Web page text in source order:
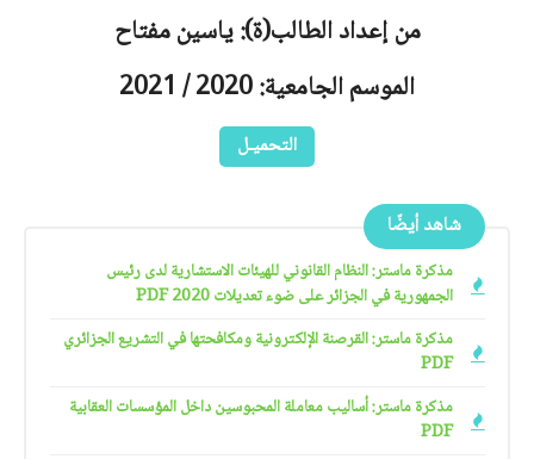
من إعداد الطالب(ة): ياسين مفتاح
الموسم الجامعية: 2020 / 2021
التحميـل
شاهد أيضًا
مذكرة ماستر: النظام القانوني للهيئات الاستشارية لدى رئيس
الجمهورية في الجزائر على ضوء تعديلات 2020 PDF
مذكرة ماستر: القرصنة الإلكترونية ومكافحتها في التشريع الجزائري
PDF
مذكرة ماستر: أساليب معاملة المحبوسين داخل المؤسسات العقابية
PDF